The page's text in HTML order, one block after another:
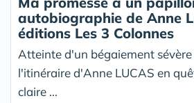
autobiographie de Anne
éditions Les 3 Colonnes
Atteinte d'un bégaiement
l'itinéraire d'Anne LUCAS en
claire ...